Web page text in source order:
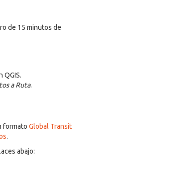
de 15 minutos de
QGIS.
a Ruta.
formato Global Transit
.
abajo: